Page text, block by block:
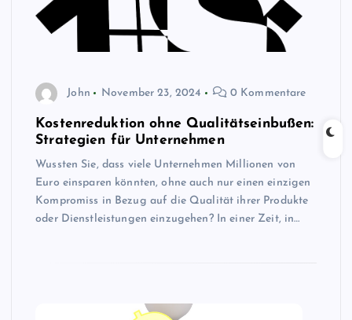
John November 23, 2024 0 Kommentare
Kostenreduktion ohne Qualitätseinbußen:
Strategien für Unternehmen
Wussten Sie, dass viele Unternehmen Millionen von
Euro einsparen könnten, ohne auch nur einen einzigen
Kompromiss in Bezug auf die Qualität ihrer Produkte
oder Dienstleistungen einzugehen? In einer Zeit, in…